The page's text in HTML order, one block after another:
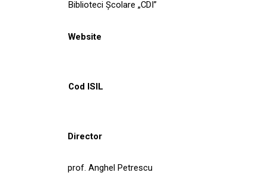
Biblioteci Școlare „CDI”
Website
Cod ISIL
Director
prof. Anghel Petrescu